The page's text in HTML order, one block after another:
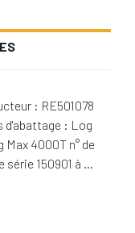
: RE501078
d'abattage : Log
Max 4000T n° de
série 150901 à …